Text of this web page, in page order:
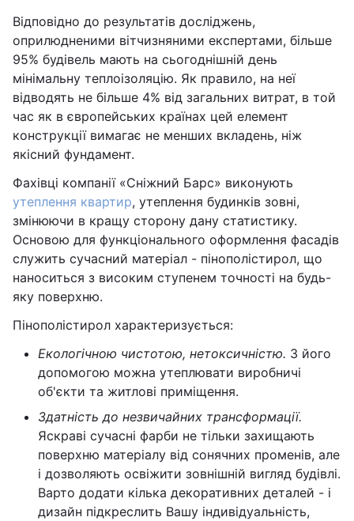
Відповідно до результатів досліджень,
оприлюдненими вітчизняними експертами, більше
95% будівель мають на сьогоднішній день
мінімальну теплоізоляцію. Як правило, на неї
відводять не більше 4% від загальних витрат, в той
час як в європейських країнах цей елемент
конструкції вимагає не менших вкладень, ніж
якісний фундамент.
Фахівці компанії «Сніжний Барс» виконують
утеплення квартир, утеплення будинків зовні,
змінюючи в кращу сторону дану статистику.
Основою для функціонального оформлення фасадів
служить сучасний матеріал - пінополістирол, що
наноситься з високим ступенем точності на будь-
яку поверхню.
Пінополістирол характеризується:
Екологічною чистотою, нетоксичністю. З його
допомогою можна утеплювати виробничі
об'єкти та житлові приміщення.
Здатність до незвичайних трансформації.
Яскраві сучасні фарби не тільки захищають
поверхню матеріалу від сонячних променів, але
і дозволяють освіжити зовнішній вигляд будівлі.
Варто додати кілька декоративних деталей - і
дизайн підкреслить Вашу індивідуальність,